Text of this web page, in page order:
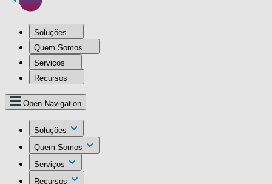
Soluções
Quem Somos
Serviços
Recursos
Open Navigation
Soluções
Quem Somos
Serviços
Recursos